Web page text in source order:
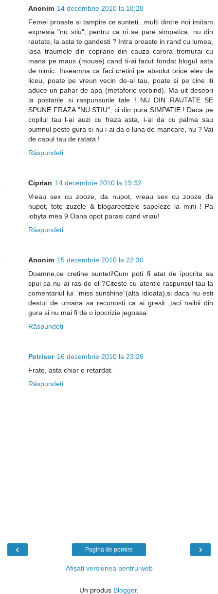
Anonim 14 decembrie 2010 la 18:28
Femei proaste si tampite ce sunteti...multi dintre noi imitam
expresia "nu stiu", pentru ca ni se pare simpatica, nu din
rautate, la asta te gandesti ? Intra proasto in rand cu lumea,
lasa traumele din copilarie din cauza carora tremurai cu
mana pe maus (mouse) cand ti-ai facut fondat blogul asta
de nimic. Inseamna ca faci cretini pe absolut orice elev de
liceu, poate pe vreun vecin de-al tau, poate si pe cine iti
aduce un pahar de apa (metaforic vorbind). Ma uit deseori
la postarile si raspunsurile tale ! NU DIN RAUTATE SE
SPUNE FRAZA "NU STIU", ci din pura SIMPATIE ! Daca pe
copilul tau l-ai auzi cu fraza asta, i-ai da cu palma sau
pumnul peste gura si nu i-ai da o luna de mancare, nu ? Vai
de capul tau de ratata !
Răspundeți
Ciprian 14 decembrie 2010 la 19:32
Vreau sex cu zooze, da nupot, vreau sex cu zooze da
nupot, tote zuzele & blogareetzele sapeleze la mini ! Pa
iobyta mea 9 Oana opot parasi cand vriau!
Răspundeți
Anonim 15 decembrie 2010 la 22:30
Doamne,ce cretine sunteti!Cum poti fi atat de ipocrita sa
spui ca nu ai ras de el ?Citeste cu atentie raspunsul tau la
comentariul lui ”miss sunshine”(alta idioata),si daca nu esti
destul de umana sa recunosti ca ai gresit ,taci naibii din
gura si nu mai fi de o ipocrizie jegoasa.
Răspundeți
Petrisor 16 decembrie 2010 la 23:26
Frate, asta chiar e retardat.
Răspundeți
‹ ›
Pagina de pornire
Afișați versiunea pentru web
Un produs Blogger.